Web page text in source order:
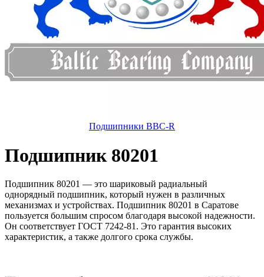
Подшипники BBC-R
Подшипник 80201
Подшипник 80201 — это шариковый радиальный
однорядный подшипник, который нужен в различных
механизмах и устройствах. Подшипник 80201 в Саратове
пользуется большим спросом благодаря высокой надежности.
Он соответствует ГОСТ 7242-81. Это гарантия высоких
характеристик, а также долгого срока службы.